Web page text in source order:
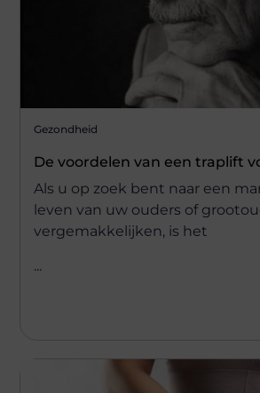
Gezondheid
De voordelen van een traplift
Als u op zoek bent naar een
leven van uw ouders of
vergemakkelijken, is het
...